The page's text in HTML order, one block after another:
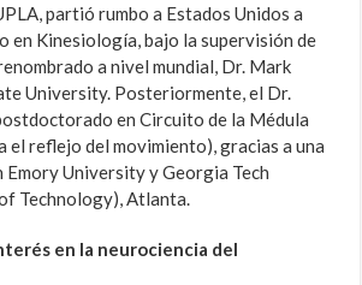
partió rumbo a Estados Unidos a
en Kinesiología, bajo la supervisión de
a nivel mundial, Dr. Mark
University. Posteriormente, el Dr.
en Circuito de la Médula
el reflejo del movimiento), gracias a una
Emory University y Georgia Tech
Technology), Atlanta.
en la neurociencia del